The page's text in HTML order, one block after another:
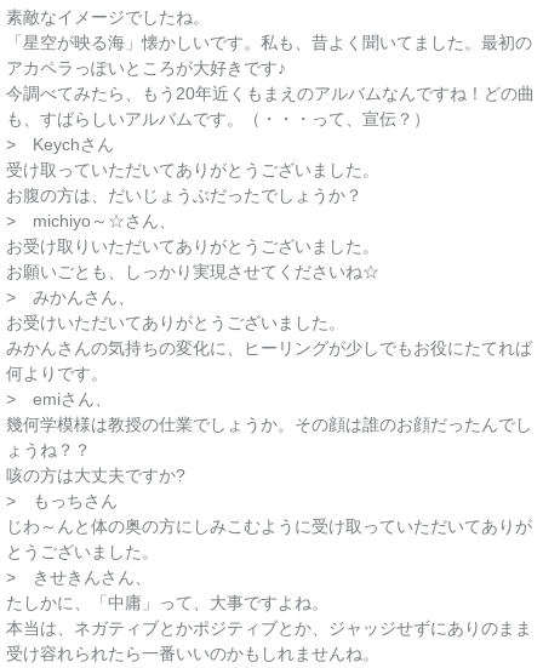
素敵なイメージでしたね。
「星空が映る海」懐かしいです。私も、昔よく聞いてました。最初の
アカペラっぽいところが大好きです♪
今調べてみたら、もう20年近くもまえのアルバムなんですね！どの曲
も、すばらしいアルバムです。（・・・って、宣伝？）
> Keychさん
受け取っていただいてありがとうございました。
お腹の方は、だいじょうぶだったでしょうか？
> michiyo～☆さん、
お受け取りいただいてありがとうございました。
お願いごとも、しっかり実現させてくださいね☆
> みかんさん、
お受けいただいてありがとうございました。
みかんさんの気持ちの変化に、ヒーリングが少しでもお役にたてれば
何よりです。
> emiさん、
幾何学模様は教授の仕業でしょうか。その顔は誰のお顔だったんでし
ょうね？？
咳の方は大丈夫ですか?
> もっちさん
じわ～んと体の奥の方にしみこむように受け取っていただいてありが
とうございました。
> きせきんさん、
たしかに、「中庸」って、大事ですよね。
本当は、ネガティブとかポジティブとか、ジャッジせずにありのまま
受け容れられたら一番いいのかもしれませんね。